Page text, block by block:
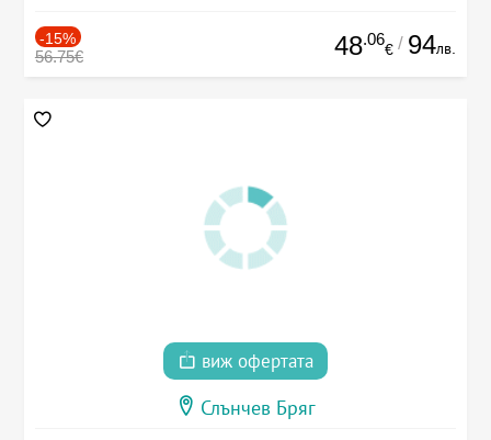
-15%
56.75€ 48.06
€ / 94лв.
виж офертата
Слънчев Бряг